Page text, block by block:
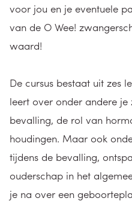
voor jou en je eventuele
van de O Wee!
waard!
De cursus bestaat uit zes
leert over onder andere
bevalling, de rol van
houdingen. Maar ook
tijdens de bevalling,
ouderschap in het
je na over een